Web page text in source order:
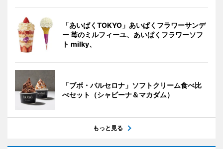
「あいぱくTOKYO」あいぱくフラワーサンデ
ー 苺のミルフィーユ、あいぱくフラワーソフ
ト milky、
「ブボ・バルセロナ」ソフトクリーム食べ比
べセット（シャビーナ＆マカダム）
もっと見る